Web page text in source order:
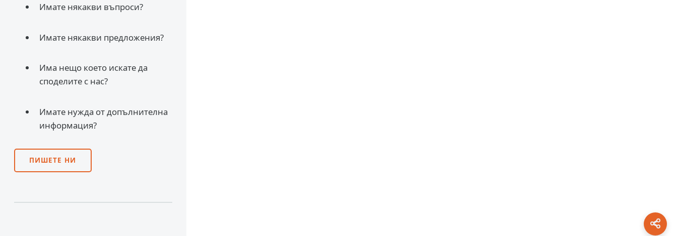
Имате някакви въпроси?
Имате някакви предложения?
Има нещо което искате да
споделите с нас?
Имате нужда от допълнителна
информация?
ПИШЕТЕ НИ